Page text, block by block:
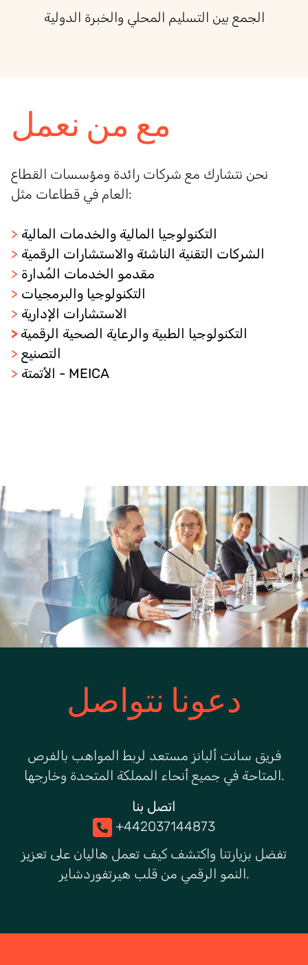
الجمع بين التسليم المحلي والخبرة الدولية
مع من نعمل
نحن نتشارك مع شركات رائدة ومؤسسات القطاع
العام في قطاعات مثل:
> التكنولوجيا المالية والخدمات المالية
>
الشركات التقنية الناشئة والاستشارات الرقمية
> مقدمو الخدمات المُدارة
> التكنولوجيا والبرمجيات
> الاستشارات الإدارية
> التكنولوجيا الطبية والرعاية الصحية الرقمية
> التصنيع
>
الأتمتة - MEICA
دعونا نتواصل
فريق سانت ألبانز مستعد لربط المواهب بالفرص
المتاحة في جميع أنحاء المملكة المتحدة وخارجها.
اتصل بنا
+442037144873
تفضل بزيارتنا واكتشف كيف تعمل هاليان على تعزيز
النمو الرقمي من قلب هيرتفوردشاير.